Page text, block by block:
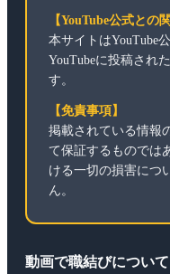
【YouTube公式との
本サイトはYouTube
YouTubeに投稿され
す。
【免責事項】
掲載されている情報
て保証するものでは
ける一切の損害につ
ん。
動画で職結びについて